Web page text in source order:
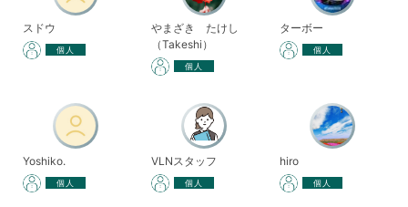
スドウ
個人
やまざき たけし
（Takeshi）
個人
ターボー
個人
Yoshiko.
個人
VLNスタッフ
個人
hiro
個人